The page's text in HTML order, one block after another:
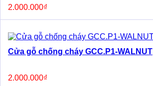
2.000.000₫
Cửa gỗ chống cháy GCC.P1-WALNUT
2.000.000₫